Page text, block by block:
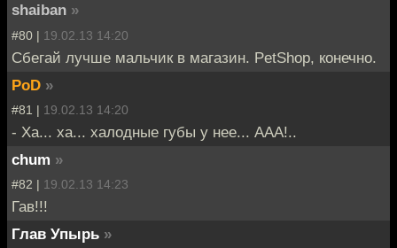
shaiban »
#80 | 19.02.13 14:20
Сбегай лучше мальчик в магазин. PetShop, конечно.
PoD »
#81 | 19.02.13 14:20
- Ха... ха... халодные губы у нее... ААА!..
chum »
#82 | 19.02.13 14:23
Гав!!!
Глав Упырь »